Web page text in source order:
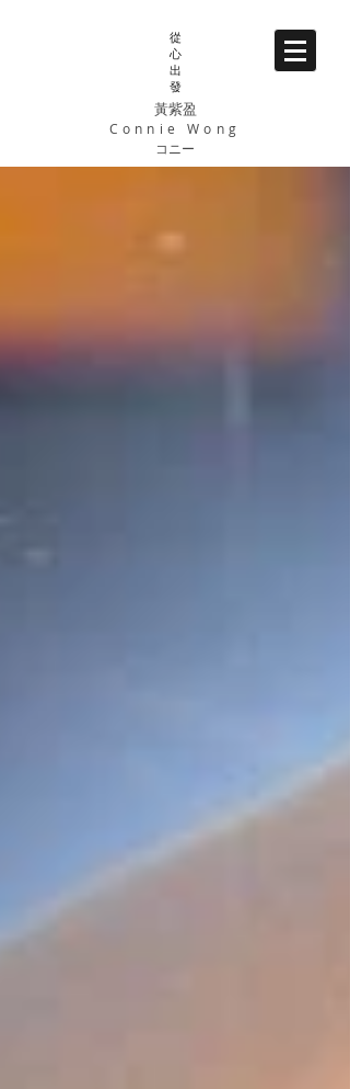
從
心
出
發
黃紫盈
Connie Wong
コニー